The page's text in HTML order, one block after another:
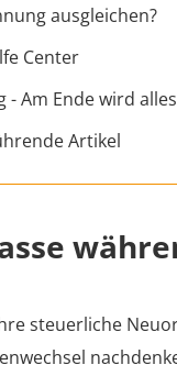
ausgleichen?
Center
- Am Ende wird
Artikel
steuerliche